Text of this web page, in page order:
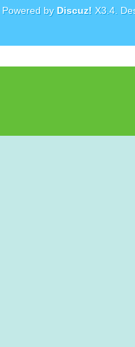
Powered by Discuz! X3.4.